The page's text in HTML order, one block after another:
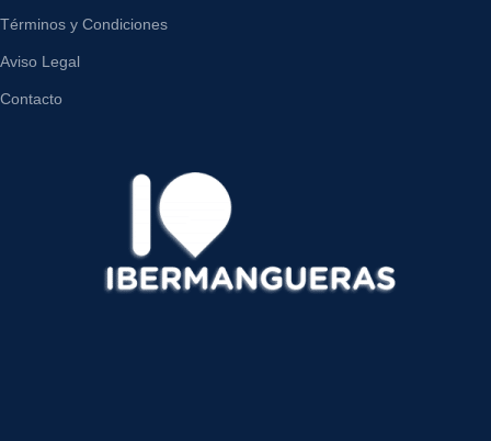
Términos y Condiciones
Aviso Legal
Contacto